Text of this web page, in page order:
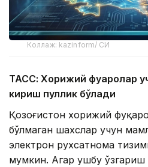
Коллаж: kazinform/ СИ
ТАСС: Хорижий фуқаролар
кириш пуллик бўлади
Қозоғистон хорижий
бўлмаган шахслар учун
электрон рухсатнома
мумкин. Агар ушбу ўзгариш